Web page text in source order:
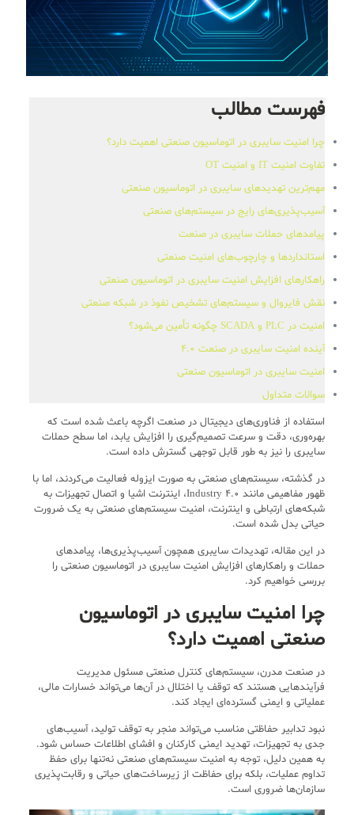
فهرست مطالب
چرا امنیت سایبری در اتوماسیون صنعتی اهمیت دارد؟
تفاوت امنیت IT و امنیت OT
مهم‌ترین تهدیدهای سایبری در اتوماسیون صنعتی
آسیب‌پذیری‌های رایج در سیستم‌های صنعتی
پیامدهای حملات سایبری در صنعت
استانداردها و چارچوب‌های امنیت صنعتی
راهکارهای افزایش امنیت سایبری در اتوماسیون صنعتی
نقش فایروال و سیستم‌های تشخیص نفوذ در شبکه صنعتی
امنیت در PLC و SCADA چگونه تأمین می‌شود؟
آینده امنیت سایبری در صنعت 4.0
امنیت سایبری در اتوماسیون صنعتی
سوالات متداول
استفاده از فناوری‌های دیجیتال در صنعت اگرچه باعث شده است که
بهره‌وری، دقت و سرعت تصمیم‌گیری را افزایش یابد، اما سطح حملات
سایبری را نیز به طور قابل توجهی گسترش داده است.
در گذشته، سیستم‌های صنعتی به صورت ایزوله فعالیت می‌کردند، اما با
ظهور مفاهیمی مانند Industry 4.0، اینترنت اشیا و اتصال تجهیزات به
شبکه‌های ارتباطی و اینترنت، امنیت سیستم‌های صنعتی به یک ضرورت
حیاتی بدل شده است.
در این مقاله، تهدیدات سایبری همچون آسیب‌پذیری‌ها، پیامدهای
حملات و راهکارهای افزایش امنیت سایبری در اتوماسیون صنعتی را
بررسی خواهیم کرد.
چرا امنیت سایبری در اتوماسیون
صنعتی اهمیت دارد؟
در صنعت مدرن، سیستم‌های کنترل صنعتی مسئول مدیریت
فرآیندهایی هستند که توقف یا اختلال در آن‌ها می‌تواند خسارات مالی،
عملیاتی و ایمنی گسترده‌ای ایجاد کند.
نبود تدابیر حفاظتی مناسب می‌تواند منجر به توقف تولید، آسیب‌های
جدی به تجهیزات، تهدید ایمنی کارکنان و افشای اطلاعات حساس شود.
به همین دلیل، توجه به امنیت سیستم‌های صنعتی نه‌تنها برای حفظ
تداوم عملیات، بلکه برای حفاظت از زیرساخت‌های حیاتی و رقابت‌پذیری
سازمان‌ها ضروری است.